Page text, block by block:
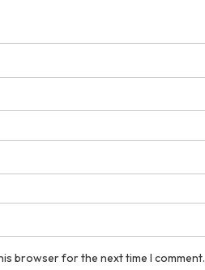
browser for the next time I comment.